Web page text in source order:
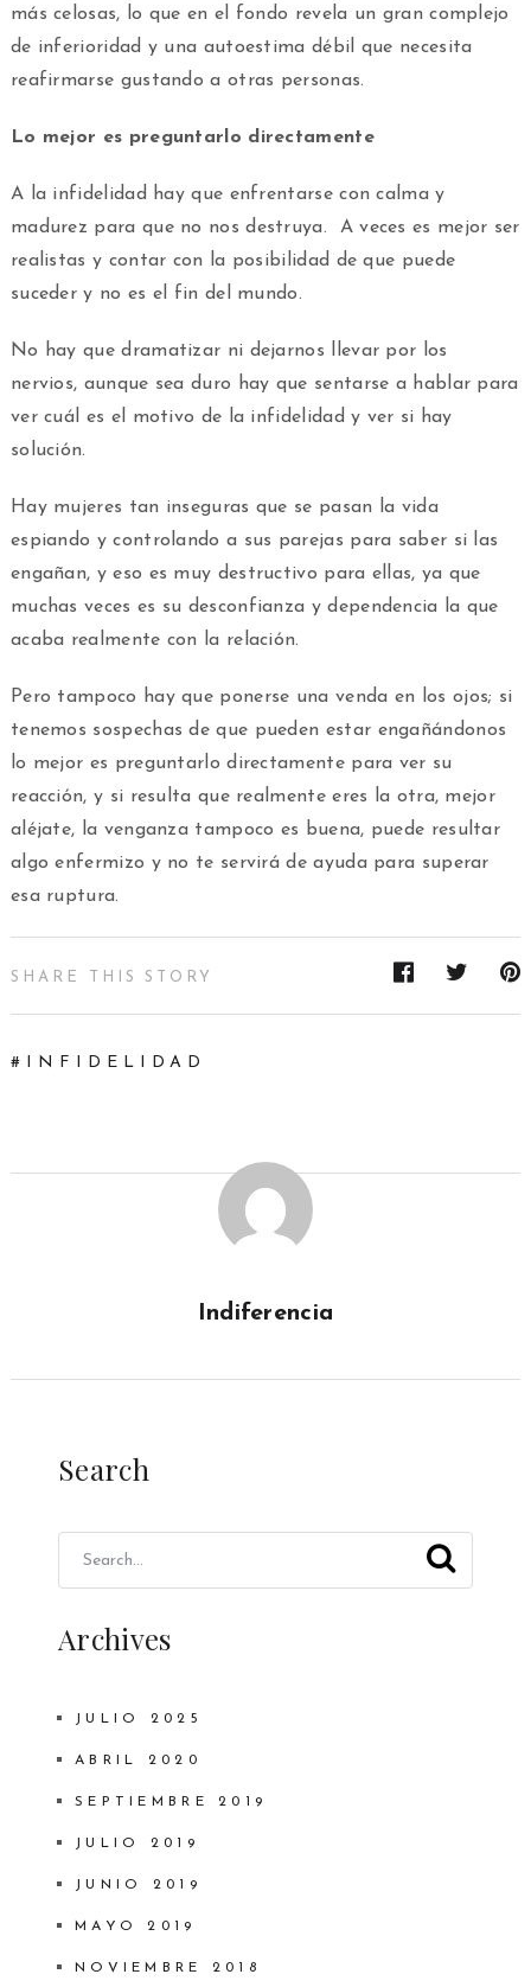
más celosas, lo que en el fondo revela un gran complejo
de inferioridad y una autoestima débil que necesita
reafirmarse gustando a otras personas.
Lo mejor es preguntarlo directamente
A la infidelidad hay que enfrentarse con calma y
madurez para que no nos destruya. A veces es mejor ser
realistas y contar con la posibilidad de que puede
suceder y no es el fin del mundo.
No hay que dramatizar ni dejarnos llevar por los
nervios, aunque sea duro hay que sentarse a hablar para
ver cuál es el motivo de la infidelidad y ver si hay
solución.
Hay mujeres tan inseguras que se pasan la vida
espiando y controlando a sus parejas para saber si las
engañan, y eso es muy destructivo para ellas, ya que
muchas veces es su desconfianza y dependencia la que
acaba realmente con la relación.
Pero tampoco hay que ponerse una venda en los ojos; si
tenemos sospechas de que pueden estar engañándonos
lo mejor es preguntarlo directamente para ver su
reacción, y si resulta que realmente eres la otra, mejor
aléjate, la venganza tampoco es buena, puede resultar
algo enfermizo y no te servirá de ayuda para superar
esa ruptura.
SHARE THIS STORY
INFIDELIDAD
Indiferencia
Search
Archives
JULIO 2025
ABRIL 2020
SEPTIEMBRE 2019
JULIO 2019
JUNIO 2019
MAYO 2019
NOVIEMBRE 2018